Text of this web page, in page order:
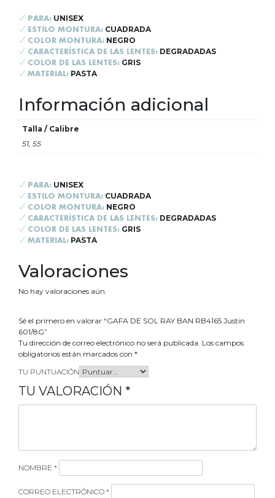
PARA: UNISEX
ESTILO MONTURA: CUADRADA
COLOR MONTURA: NEGRO
CARACTERÍSTICA DE LAS LENTES: DEGRADADAS
COLOR DE LAS LENTES: GRIS
MATERIAL: PASTA
Información adicional
Talla / Calibre
51, 55
PARA: UNISEX
ESTILO MONTURA: CUADRADA
COLOR MONTURA: NEGRO
CARACTERÍSTICA DE LAS LENTES: DEGRADADAS
COLOR DE LAS LENTES: GRIS
MATERIAL: PASTA
Valoraciones
No hay valoraciones aún.
Sé el primero en valorar “GAFA DE SOL RAY BAN RB4165 Justin
601/8G”
Tu dirección de correo electrónico no será publicada. Los campos
obligatorios están marcados con *
TU PUNTUACIÓN
TU VALORACIÓN *
NOMBRE *
CORREO ELECTRÓNICO *